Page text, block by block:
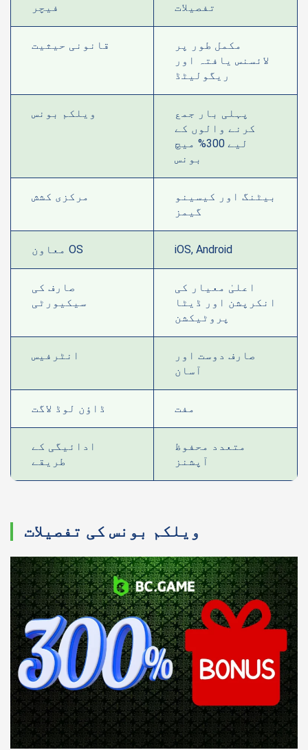
فیچر تفصیلات
قانونی حیثیت
مکمل طور پر
لائسنس یافتہ اور
ریگولیٹڈ
ویلکم بونس
پہلی بار جمع
کرنے والوں کے
لیے 300% میچ
بونس
مرکزی کشش
بیٹنگ اور کیسینو
گیمز
معاون OS iOS, Android
صارف کی
سیکیورٹی
اعلیٰ معیار کی
انکرپشن اور ڈیٹا
پروٹیکشن
انٹرفیس
صارف دوست اور
آسان
ڈاؤن لوڈ لاگت مفت
ادائیگی کے
طریقے
متعدد محفوظ
آپشنز
ویلکم بونس کی تفصیلات